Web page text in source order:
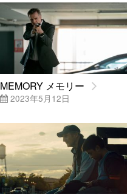
MEMORY メモリー
2023年5月12日